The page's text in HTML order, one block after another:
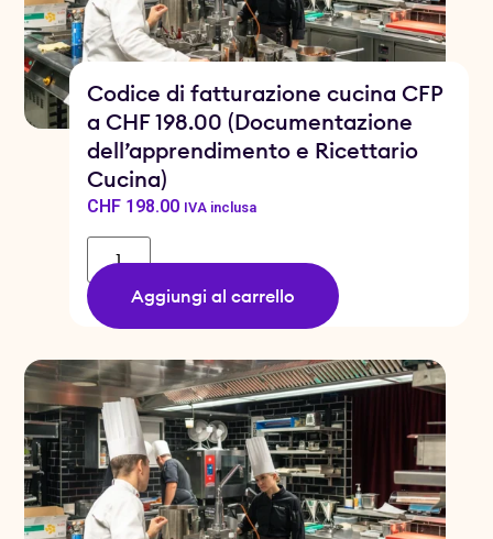
Codice di fatturazione cucina CFP
a CHF 198.00 (Documentazione
dell’apprendimento e Ricettario
Cucina)
CHF198.00 IVA inclusa
Aggiungi al carrello